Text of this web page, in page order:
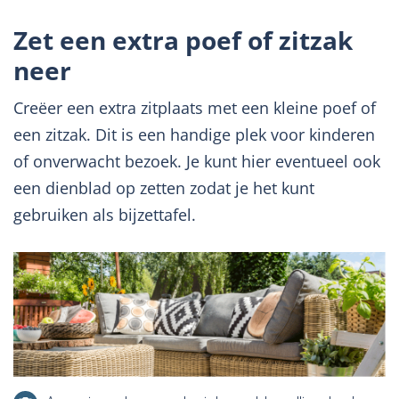
Zet een extra poef of zitzak
neer
Creëer een extra zitplaats met een kleine poef of
een zitzak. Dit is een handige plek voor kinderen
of onverwacht bezoek. Je kunt hier eventueel ook
een dienblad op zetten zodat je het kunt
gebruiken als bijzettafel.